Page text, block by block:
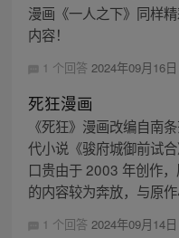
漫画《一人之下》同样
内容！
1 个回答 2024年09月16
死狂漫画
《死狂》漫画改编自南
代小说《骏府城御前试
口贵由于 2003 年创作
的内容较为奔放，与原
1 个回答 2024年09月14